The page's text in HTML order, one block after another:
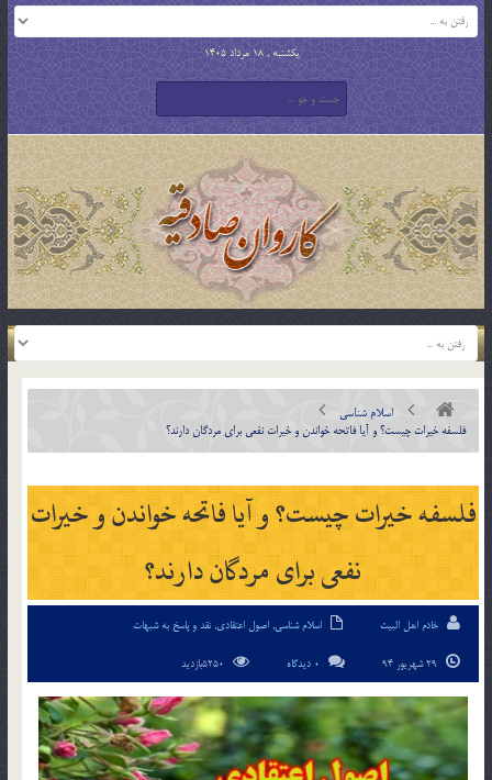
یکشنبه , 18 مرداد 1405
اسلام شناسی
فلسفه خيرات چيست؟ و آيا فاتحه خواندن و خيرات نفعى براى مردگان دارند؟
فلسفه خيرات چيست؟ و آيا فاتحه خواندن و خيرات
نفعى براى مردگان دارند؟
خادم اهل البیت اسلام شناسی, اصول اعتقادی, نقد و پاسخ به شبهات
0 دیدگاه